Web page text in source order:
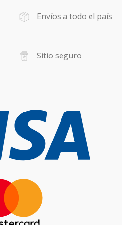
Envíos a todo el país
Sitio seguro